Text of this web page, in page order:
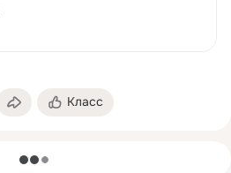
Класс